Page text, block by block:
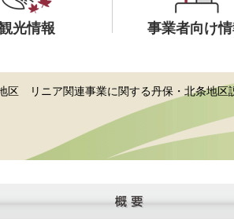
光情報 事業者向け
ニ
ュ
を
ら
リニア関連事業に関する丹保・北条地区